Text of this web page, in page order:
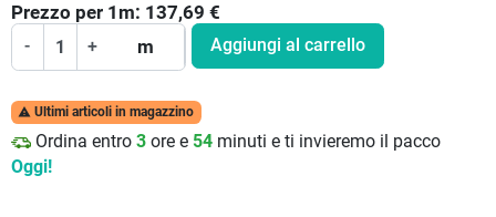
Prezzo per 1 m: 137,69 €
- + m Aggiungi al carrello
 Ultimi articoli in magazzino
Ordina entro 3 ore e 54 minuti e ti invieremo il pacco
Oggi!